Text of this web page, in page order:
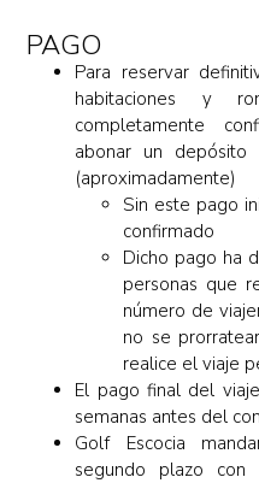
PAGO
Para reservar
habitaciones y
completamente
abonar un
(aproximadamente)
Sin este pago
confirmado
Dicho pago ha
personas que
número de
no se
realice el viaje
El pago final del
semanas antes del
Golf Escocia
segundo plazo